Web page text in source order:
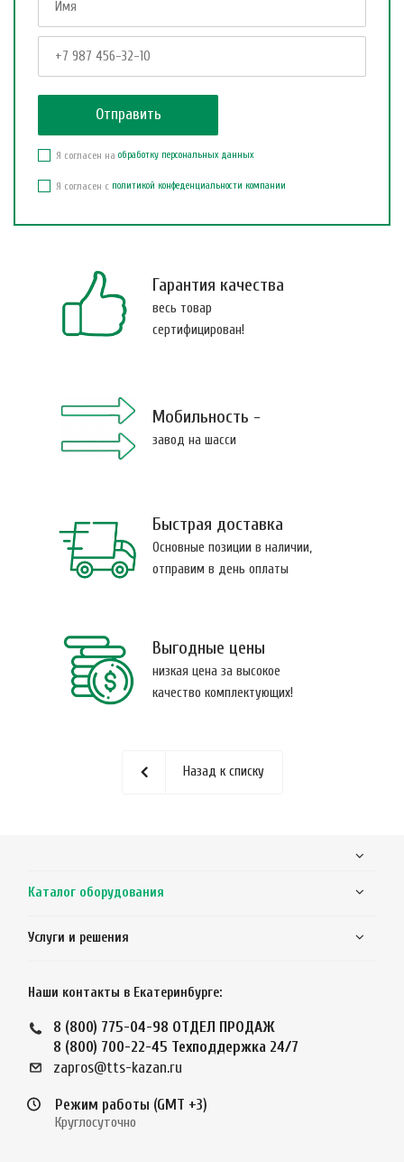
Я согласен на обработку персональных данных
Я согласен с политикой конфеденциальности компании
Гарантия качества
весь товар
сертифицирован!
Мобильность -
завод на шасси
Быстрая доставка
Основные позиции в наличии,
отправим в день оплаты
Выгодные цены
низкая цена за высокое
качество комплектующих!
Назад к списку
Каталог оборудования
Услуги и решения
Наши контакты в Екатеринбурге:
8 (800) 775-04-98 ОТДЕЛ ПРОДАЖ
8 (800) 700-22-45 Техподдержка 24/7
zapros@tts-kazan.ru
Режим работы (GMT +3)
Круглосуточно